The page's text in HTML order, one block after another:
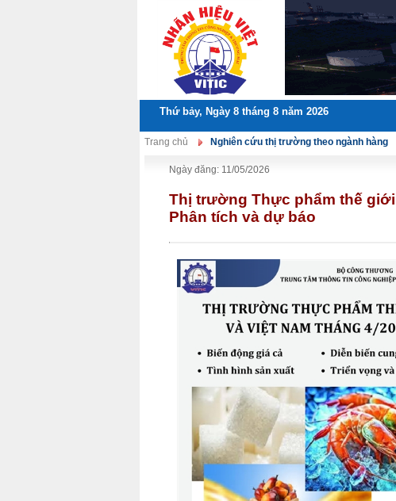
Thứ bảy, Ngày 8 tháng 8 năm 2026
Trang chủ Nghiên cứu thị trường theo ngành hàng
Ngày đăng: 11/05/2026
Thị trường Thực phẩm thế giới
Phân tích và dự báo